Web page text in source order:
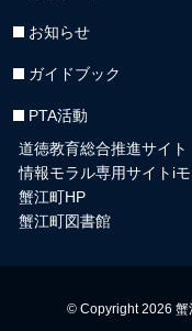
お知らせ
ガイドブック
PTA活動
道徳教育総合推進サイト
情報モラル専用サイトi
蟹江町HP
蟹江町図書館
© Copyright 2026 蟹